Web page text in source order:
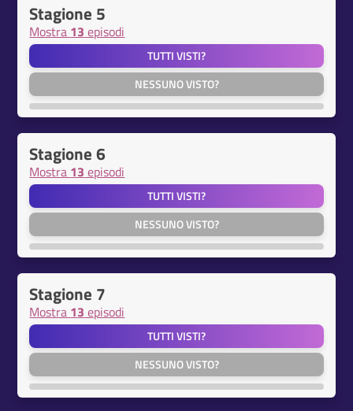
Stagione 5
Mostra 13 episodi
TUTTI VISTI?
NESSUNO VISTO?
Stagione 6
Mostra 13 episodi
TUTTI VISTI?
NESSUNO VISTO?
Stagione 7
Mostra 13 episodi
TUTTI VISTI?
NESSUNO VISTO?